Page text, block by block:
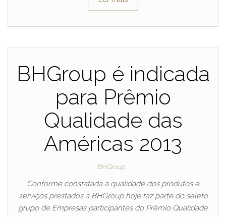
BHGroup é indicada
para Prêmio
Qualidade das
Américas 2013
BHGroup
Conforme constatada a qualidade dos produtos e
serviços prestados a BHGroup hoje faz parte do seleto
grupo de Empresas participantes do Prêmio Qualidade